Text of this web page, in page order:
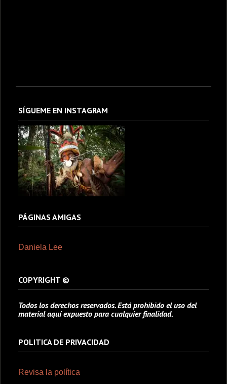
SÍGUEME EN INSTAGRAM
PÁGINAS AMIGAS
Daniela Lee
COPYRIGHT ©
Todos los derechos reservados. Está prohibido el uso del
material aquí expuesto para cualquier finalidad.
POLITICA DE PRIVACIDAD
Revisa la política